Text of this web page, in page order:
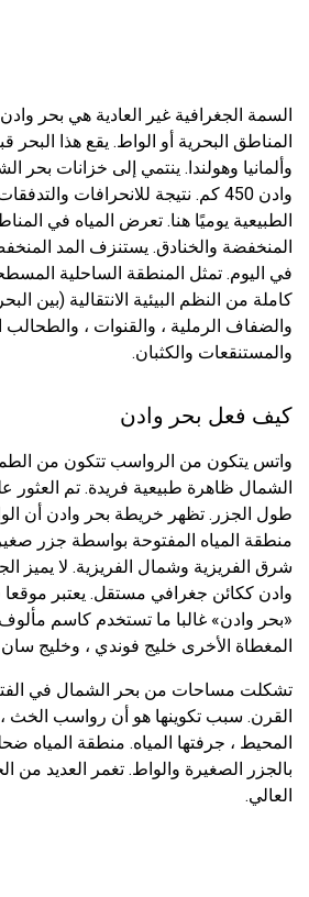
السمة الجغرافية غير العادية هي بحر
المناطق البحرية أو الواط. يقع هذا البحر
وألمانيا وهولندا. ينتمي إلى خزانات بحر
وادن 450 كم. نتيجة للانحرافات
الطبيعية يوميًا هنا. تعرض المياه في
المنخفضة والخنادق. يستنزف المد
في اليوم. تمثل المنطقة الساحلية
كاملة من النظم البيئية الانتقالية (بين
والضفاف الرملية ، والقنوات ،
والمستنقعات والكثبان.
كيف فعل بحر وادن
واتس يتكون من الرواسب تتكون من
الشمال ظاهرة طبيعية فريدة. تم
طول الجزر. تظهر خريطة بحر وادن أن
منطقة المياه المفتوحة بواسطة جزر
شرق الفريزية وشمال الفريزية. لا يميز
وادن ككائن جغرافي مستقل. يعتبر
«بحر وادن» غالبا ما تستخدم كاسم مألوف.
المغطاة الأخرى خليج فوندي ، وخليج
القرن. سبب تكوينها هو أن رواسب الخث
المحيط ، جرفتها المياه. منطقة المياه
بالجزر الصغيرة والواط. تغمر العديد من
العالي.